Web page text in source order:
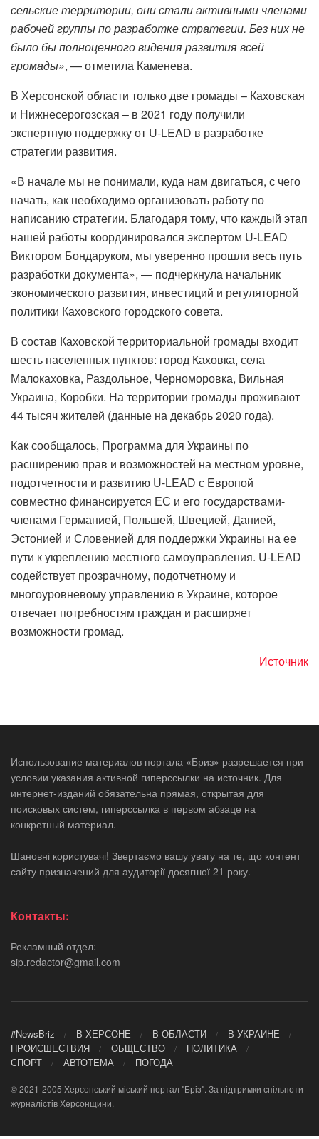
сельские территории, они стали активными членами
рабочей группы по разработке стратегии. Без них не
было бы полноценного видения развития всей
громады», — отметила Каменева.
В Херсонской области только две громады – Каховская
и Нижнесерогозская – в 2021 году получили
экспертную поддержку от U-LEAD в разработке
стратегии развития.
«В начале мы не понимали, куда нам двигаться, с чего
начать, как необходимо организовать работу по
написанию стратегии. Благодаря тому, что каждый этап
нашей работы координировался экспертом U-LEAD
Виктором Бондаруком, мы уверенно прошли весь путь
разработки документа», — подчеркнула начальник
экономического развития, инвестиций и регуляторной
политики Каховского городского совета.
В состав Каховской территориальной громады входит
шесть населенных пунктов: город Каховка, села
Малокаховка, Раздольное, Черноморовка, Вильная
Украина, Коробки. На территории громады проживают
44 тысяч жителей (данные на декабрь 2020 года).
Как сообщалось, Программа для Украины по
расширению прав и возможностей на местном уровне,
подотчетности и развитию U-LEAD с Европой
совместно финансируется ЕС и его государствами-
членами Германией, Польшей, Швецией, Данией,
Эстонией и Словенией для поддержки Украины на ее
пути к укреплению местного самоуправления. U-LEAD
содействует прозрачному, подотчетному и
многоуровневому управлению в Украине, которое
отвечает потребностям граждан и расширяет
возможности громад.
Источник
Использование материалов портала «Бриз» разрешается при
условии указания активной гиперссылки на источник. Для
интернет-изданий обязательна прямая, открытая для
поисковых систем, гиперссылка в первом абзаце на
конкретный материал.
Шановні користувачі! Звертаємо вашу увагу на те, що контент
сайту призначений для аудиторії досягшої 21 року.
Контакты:
Рекламный отдел:
sip.redactor@gmail.com
#NewsBriz В ХЕРСОНЕ В ОБЛАСТИ
В УКРАИНЕ
ПРОИСШЕСТВИЯ
ОБЩЕСТВО
ПОЛИТИКА
СПОРТ
АВТОТЕМА ПОГОДА
© 2021-2005 Херсонський міський портал "Бріз". За підтримки спільноти
журналістів Херсонщини.